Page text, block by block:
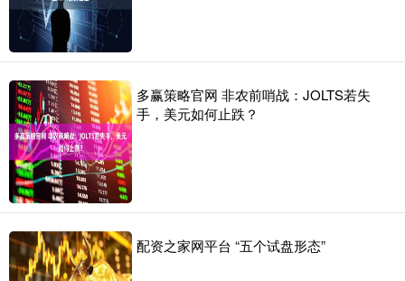
多赢策略官网 非农前哨战：JOLTS若失
手，美元如何止跌？
配资之家网平台 “五个试盘形态”